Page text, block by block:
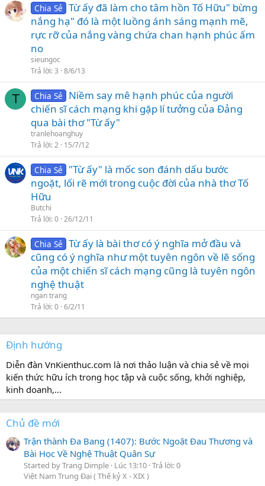
Chia Sẻ Từ ấy đã làm cho tâm hồn Tố Hữu" bừng
nắng hạ" đó là một luồng ánh sáng mạnh mẽ,
rực rỡ của nắng vàng chứa chan hạnh phúc ấm
no
sieungoc
Trả lời 3 8/6/13
T Chia Sẻ
Niềm say mê hạnh phúc của người
chiến sĩ cách mạng khi gặp lí tưởng của Đảng
qua bài thơ "Từ ấy"
tranlehoanghuy
Trả lời 2 15/7/12
Chia Sẻ
"Từ ấy" là mốc son đánh dấu bước
ngoặt, lối rẽ mới trong cuộc đời của nhà thơ Tố
Hữu
Butchi
Trả lời 0 26/12/11
Chia Sẻ Từ ấy là bài thơ có ý nghĩa mở đầu và
cũng có ý nghĩa như một tuyên ngôn về lẽ sống
của một chiến sĩ cách mạng cũng là tuyên ngôn
nghệ thuật
ngan trang
Trả lời 0 6/2/11
Định hướng
Diễn đàn VnKienthuc.com là nơi thảo luận và chia sẻ về mọi
kiến thức hữu ích trong học tập và cuộc sống, khởi nghiệp,
kinh doanh,...
Chủ đề mới
Trận thành Đa Bang (1407): Bước Ngoặt Đau Thương và
Bài Học Về Nghệ Thuật Quân Sự
Started by Trang Dimple Lúc 13:10 Trả lời: 0
Việt Nam Trung Đại ( Thế kỷ X - XIX )